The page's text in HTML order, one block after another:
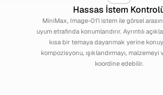
Hassas İstem
MiniMax, Image-01'i istem ile görsel
uyum etrafında konumlandırır. Ayrıntılı
kısa bir temaya dayanmak yerine
kompozisyonu, ışıklandırmayı, malzemeyi
koordine edebilir.